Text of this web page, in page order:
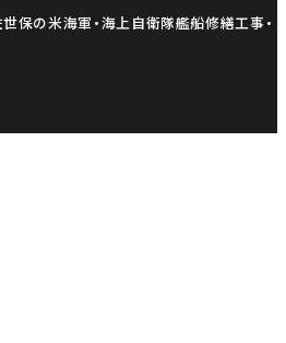
保の米海軍・海上自衛隊艦船修繕工事・